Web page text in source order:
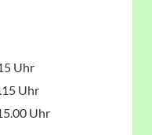
Uhr
Uhr
Uhr